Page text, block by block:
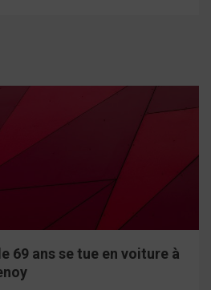
69 ans se tue en voiture à